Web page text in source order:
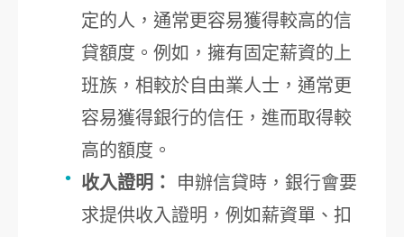
定的人，通常更容易獲得較高的信
貸額度。例如，擁有固定薪資的上
班族，相較於自由業人士，通常更
容易獲得銀行的信任，進而取得較
高的額度。
收入證明：
申辦信貸時，銀行會要
求提供收入證明，例如薪資單、扣